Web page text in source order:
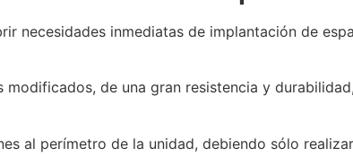
necesidades inmediatas de implantación de
de una gran resistencia y
al perímetro de la unidad, debiendo sólo